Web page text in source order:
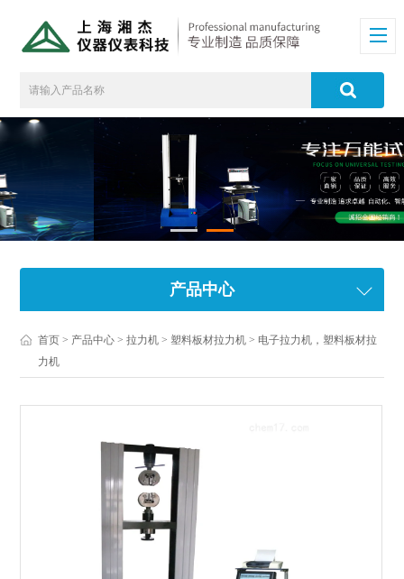
产品中心
首页 > 产品中心 >拉力机 >塑料板材拉力机 > 电子拉力机，塑料板材拉
力机